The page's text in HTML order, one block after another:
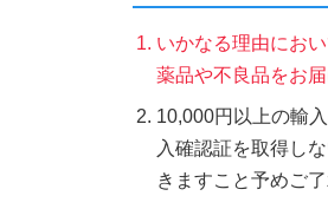
いかなる理由にお
薬品や不良品をお
10,000円以上の輸
入確認証を取得し
きますこと予めご了